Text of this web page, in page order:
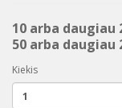
10 arba daugiau
50 arba daugiau
Kiekis